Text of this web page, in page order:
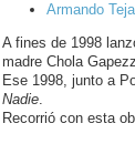
Armando
A fines de 1998
madre Chola
Ese 1998, junto a
Nadie.
Recorrió con esta